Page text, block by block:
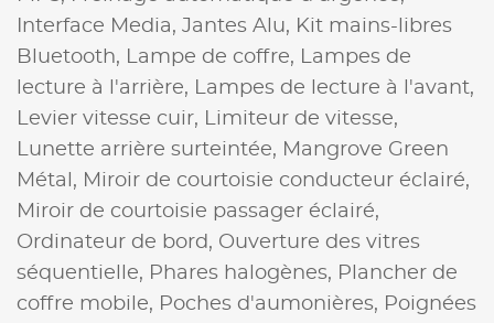
Interface Media, Jantes Alu, Kit mains-libres
Bluetooth,
Lampe de coffre,
Lampes de
lecture à l'arrière,
Lampes de lecture à l'avant,
Levier vitesse cuir,
Limiteur de vitesse,
Lunette arrière surteintée, Mangrove Green
Métal, Miroir de courtoisie conducteur éclairé,
Miroir de courtoisie passager éclairé,
Ordinateur de bord, Ouverture des vitres
séquentielle, Phares halogènes, Plancher de
coffre mobile, Poches d'aumonières, Poignées